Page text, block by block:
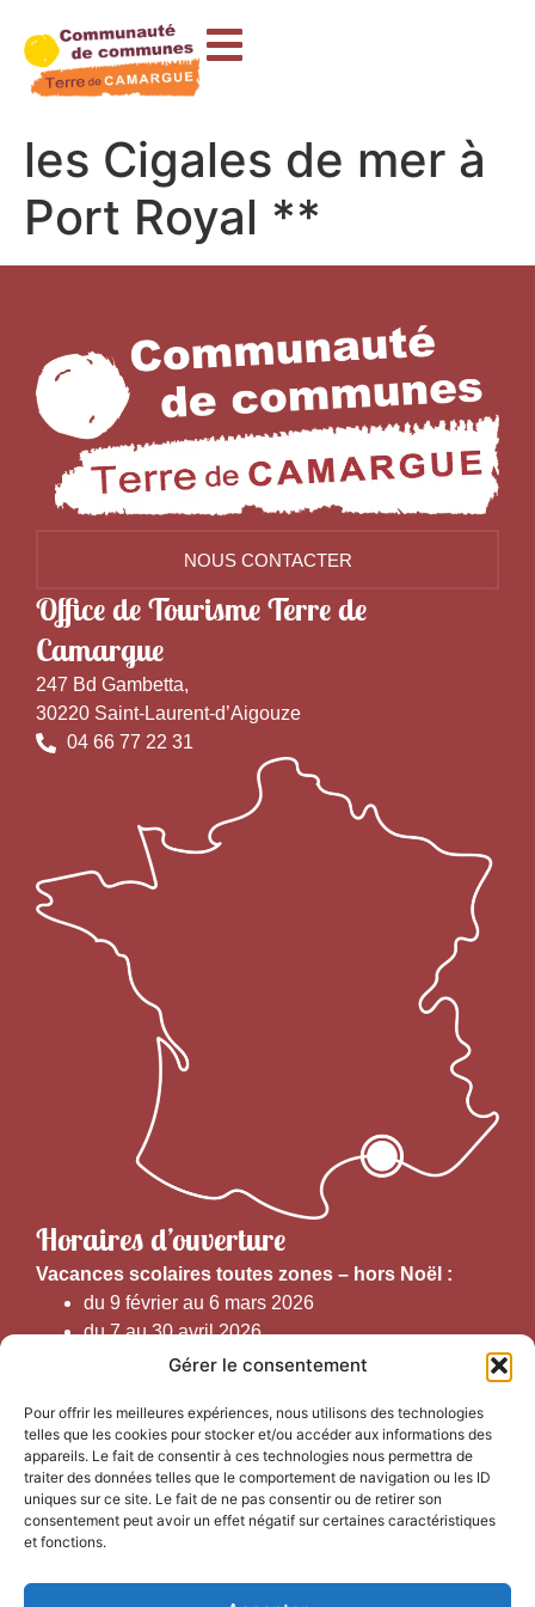
Gérer le consentement
Pour offrir les meilleures expériences, nous utilisons des technologies
telles que les cookies pour stocker et/ou accéder aux informations des
appareils. Le fait de consentir à ces technologies nous permettra de
traiter des données telles que le comportement de navigation ou les ID
uniques sur ce site. Le fait de ne pas consentir ou de retirer son
consentement peut avoir un effet négatif sur certaines caractéristiques
et fonctions.
principal
les Cigales de mer à
Port Royal **
NOUS CONTACTER
Office de Tourisme Terre de
Camargue
247 Bd Gambetta,
30220 Saint-Laurent-d’Aigouze
04 66 77 22 31
Horaires d’ouverture
Vacances scolaires toutes zones – hors Noël :
du 9 février au 6 mars 2026
du 7 au 30 avril 2026
du 1er juin au 30 septembre 2026
Horaires d’ouverture au public :
Du 1er septembre au 30 juin 2026 (hors juillet et août)
du lundi au vendredi de 9h50 à 12h30 et de